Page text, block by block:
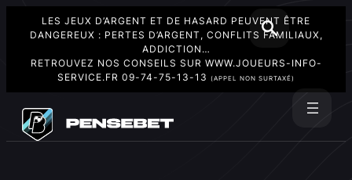
LES JEUX D’ARGENT ET DE HASARD PEUVENT ÊTRE
DANGEREUX : PERTES D’ARGENT, CONFLITS FAMILIAUX,
ADDICTION…
RETROUVEZ NOS CONSEILS SUR WWW.JOUEURS-INFO-
SERVICE.FR 09-74-75-13-13 (APPEL NON SURTAXÉ)
contenu